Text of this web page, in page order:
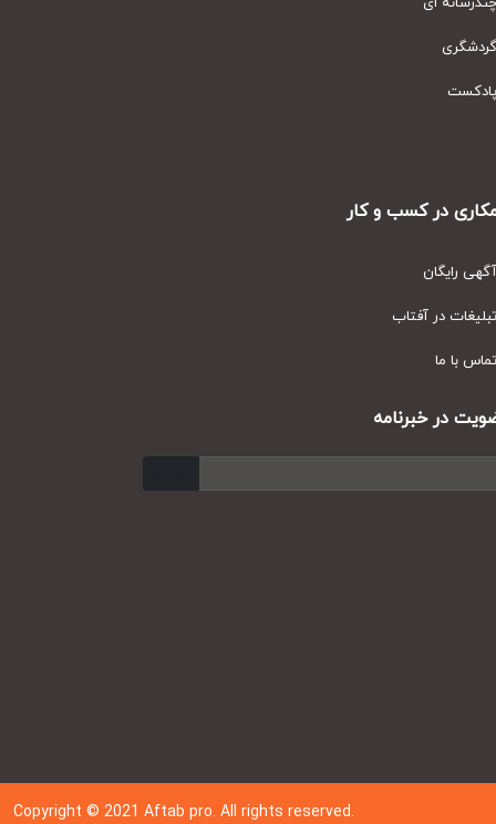
در کسب و کار
رایگان
در آفتاب
با ما
در خبرنامه
Copyright © 202 1Aftab pro. All rights reserved.